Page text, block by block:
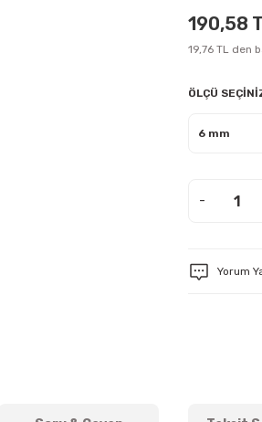
190,58
19,76 TL den
ÖLÇÜ
-
Yorum